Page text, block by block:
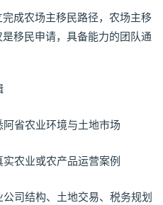
成农场主移民路径，农场主移
移民申请，具备能力的团队通
阿省农业环境与土地市场
实农业或农产品运营案例
公司结构、土地交易、税务规划